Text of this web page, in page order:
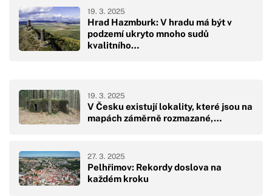
Hrad Hazmburk: V hradu má být v
podzemí ukryto mnoho sudů
kvalitního…
19. 3. 2025
V Česku existují lokality, které jsou na
mapách záměrně rozmazané,…
19. 3. 2025
Pelhřimov: Rekordy doslova na
každém kroku
27. 3. 2025